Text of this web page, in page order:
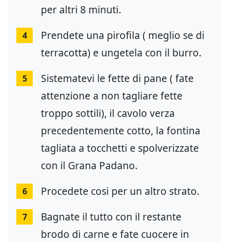
per altri 8 minuti.
4
Prendete una pirofila ( meglio se di
terracotta) e ungetela con il burro.
5
Sistematevi le fette di pane ( fate
attenzione a non tagliare fette
troppo sottili), il cavolo verza
precedentemente cotto, la fontina
tagliata a tocchetti e spolverizzate
con il Grana Padano.
6 Procedete cosi per un altro strato.
7
Bagnate il tutto con il restante
brodo di carne e fate cuocere in